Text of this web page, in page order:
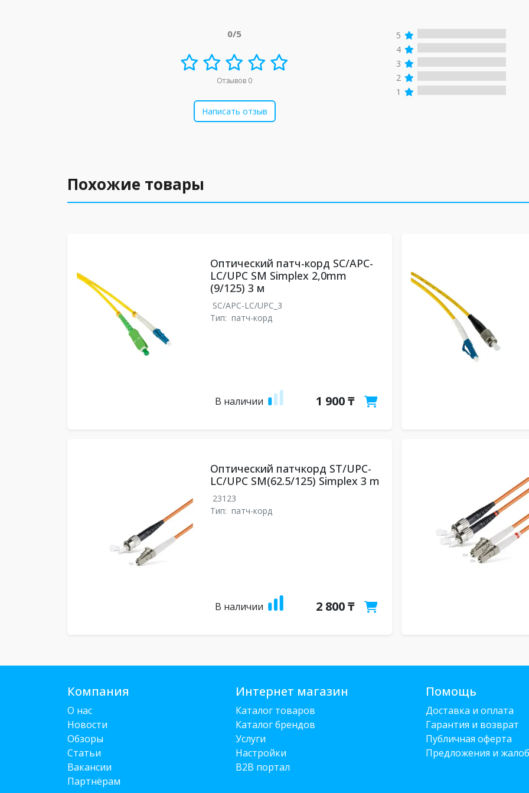
0/5
Отзывов 0
Написать отзыв
5
4
3
2
1
Похожие товары
Оптический патч-корд SC/APC-
LC/UPC SM Simplex 2,0mm
(9/125) 3 м
SC/APC-LC/UPC_3
Тип: патч-корд
В наличии 1 900 ₸
Оптический патчкорд ST/UPC-
LC/UPC SM(62.5/125) Simplex 3 m
23123
Тип: патч-корд
В наличии 2 800 ₸
Компания
О нас
Новости
Обзоры
Статьи
Вакансии
Партнёрам
Интернет магазин
Каталог товаров
Каталог брендов
Услуги
Настройки
B2B портал
Помощь
Доставка и оплата
Гарантия и возврат
Публичная оферта
Предложения и